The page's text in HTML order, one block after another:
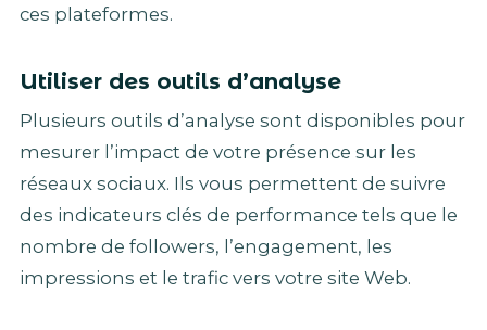
ces plateformes.
Utiliser des outils d’analyse
Plusieurs outils d’analyse sont disponibles pour
mesurer l’impact de votre présence sur les
réseaux sociaux. Ils vous permettent de suivre
des indicateurs clés de performance tels que le
nombre de followers, l’engagement, les
impressions et le trafic vers votre site Web.